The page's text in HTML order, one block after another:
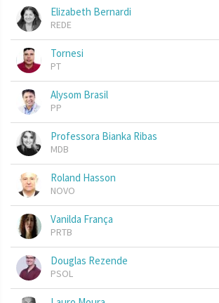
Elizabeth Bernardi
REDE
Tornesi
PT
Alysom Brasil
PP
Professora Bianka Ribas
MDB
Roland Hasson
NOVO
Vanilda França
PRTB
Douglas Rezende
PSOL